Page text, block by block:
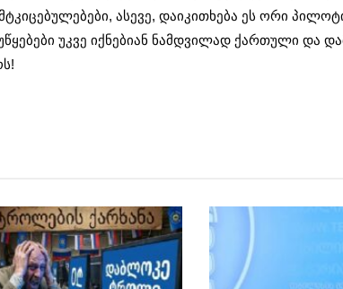
ასევე, დაიკითხება ეს ორი
უკვე იქნებიან ნამდვილად ქართული და